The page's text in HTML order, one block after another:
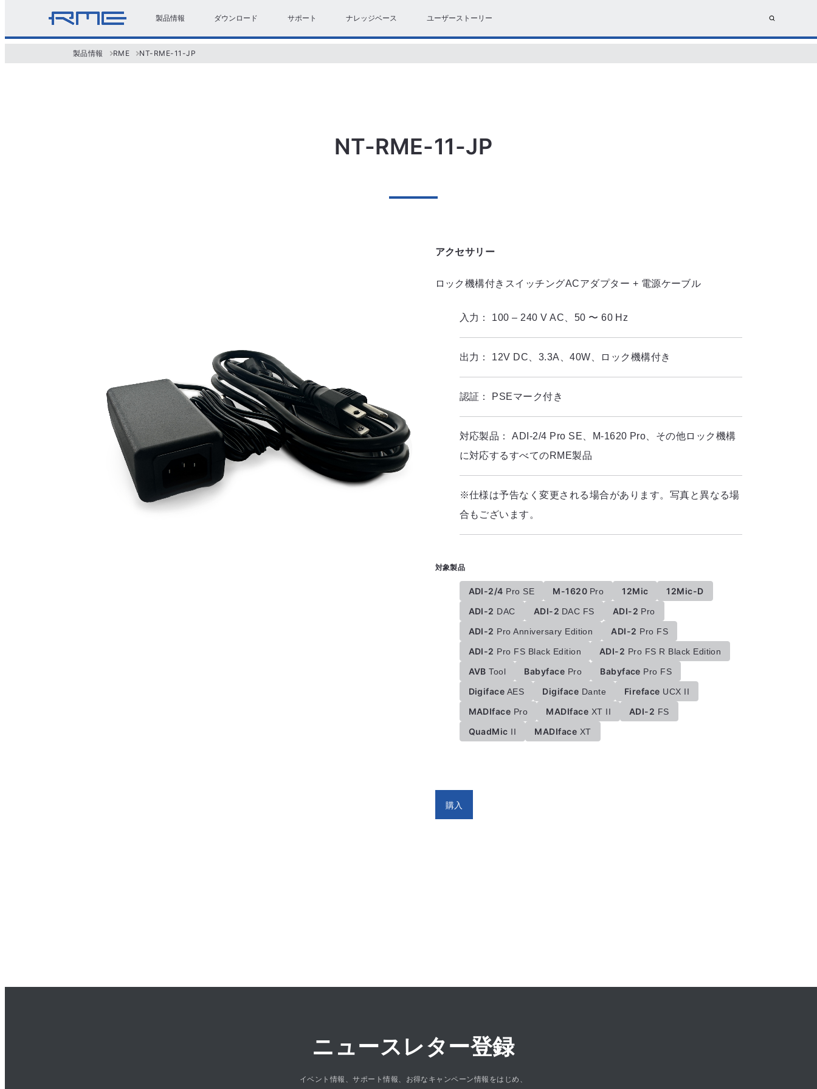
製品情報 ダウンロード サポート ナレッジベース ユーザーストーリー
製品情報 RME NT-RME-11-JP
NT-RME-11-JP
アクセサリー
ロック機構付きスイッチングACアダプター + 電源ケーブル
入力： 100 – 240 V AC、50 〜 60 Hz
出力： 12V DC、3.3A、40W、ロック機構付き
認証： PSEマーク付き
対応製品：
ADI-2/4 Pro SE、M-1620 Pro、その他ロック機構
に対応するすべてのRME製品
※仕様は予告なく変更される場合があります。写真と異なる場
合もございます。
対象製品
ADI-2/4 Pro SE M-1620 Pro 12Mic
12Mic-D
ADI-2 DAC ADI-2 DAC FS ADI-2 Pro
ADI-2 Pro Anniversary Edition ADI-2 Pro FS
ADI-2 Pro FS Black Edition ADI-2 Pro FS R Black Edition
AVB Tool Babyface Pro Babyface Pro FS
Digiface AES Digiface Dante Fireface UCX II
MADIface Pro MADIface XT II ADI-2 FS
QuadMic II MADIface XT
購入
ニュースレター登録
イベント情報、サポート情報、お得なキャンペーン情報をはじめ、